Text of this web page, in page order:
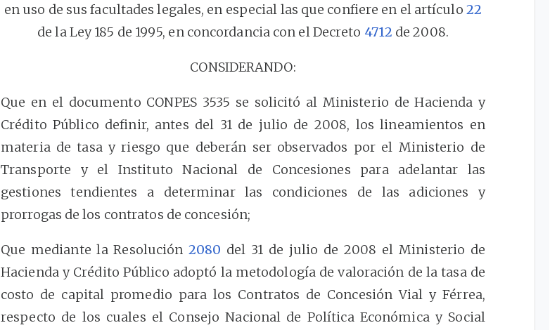
en uso de sus facultades legales, en especial las que confiere en el artículo 22
de la Ley 185 de 1995, en concordancia con el Decreto 4712 de 2008.
CONSIDERANDO:
Que en el documento CONPES 3535 se solicitó al Ministerio de Hacienda y
Crédito Público definir, antes del 31 de julio de 2008, los lineamientos en
materia de tasa y riesgo que deberán ser observados por el Ministerio de
Transporte y el Instituto Nacional de Concesiones para adelantar las
gestiones tendientes a determinar las condiciones de las adiciones y
prorrogas de los contratos de concesión;
Que mediante la Resolución2080 del 31 de julio de 2008 el Ministerio de
Hacienda y Crédito Público adoptó la metodología de valoración de la tasa de
costo de capital promedio para los Contratos de Concesión Vial y Férrea,
respecto de los cuales el Consejo Nacional de Política Económica y Social